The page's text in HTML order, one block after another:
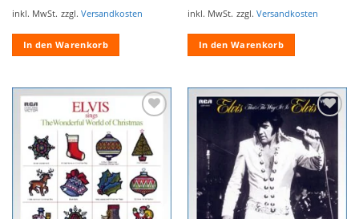
inkl. MwSt. zzgl. Versandkosten
In den Warenkorb
inkl. MwSt. zzgl. Versandkosten
In den Warenkorb
Zur
Wunschliste
hinzufügen
Zur
Wunschliste
hinzufügen